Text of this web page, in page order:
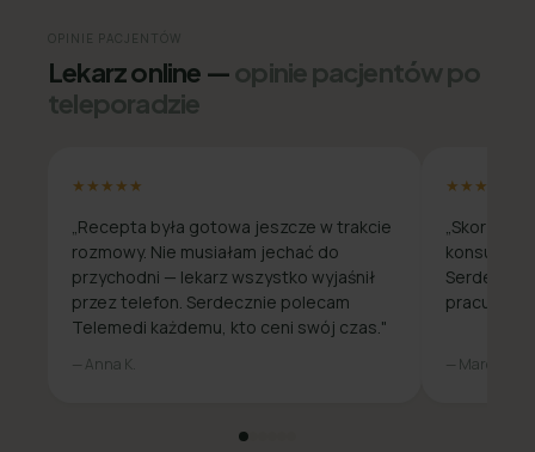
OPINIE PACJENTÓW
Lekarz online —opinie pacjentów po
teleporadzie
★★★★★
„Recepta była gotowa jeszcze w trakcie
rozmowy. Nie musiałam jechać do
przychodni — lekarz wszystko wyjaśnił
przez telefon. Serdecznie polecam
Telemedi każdemu, kto ceni swój czas."
— Anna K.
★★★★★
pracuje
— Marcin W.